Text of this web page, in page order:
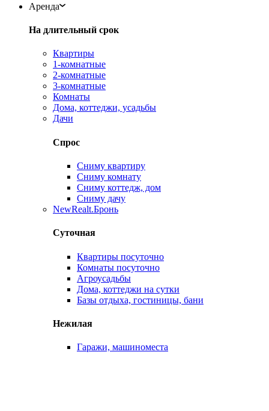
Аренда
На длительный срок
Квартиры
1-комнатные
2-комнатные
3-комнатные
Комнаты
Дома, коттеджи, усадьбы
Дачи
Спрос
Сниму квартиру
Сниму комнату
Сниму коттедж, дом
Сниму дачу
NewRealt.Бронь
Суточная
Квартиры посуточно
Комнаты посуточно
Агроусадьбы
Дома, коттеджи на сутки
Базы отдыха, гостиницы, бани
Нежилая
Гаражи, машиноместа